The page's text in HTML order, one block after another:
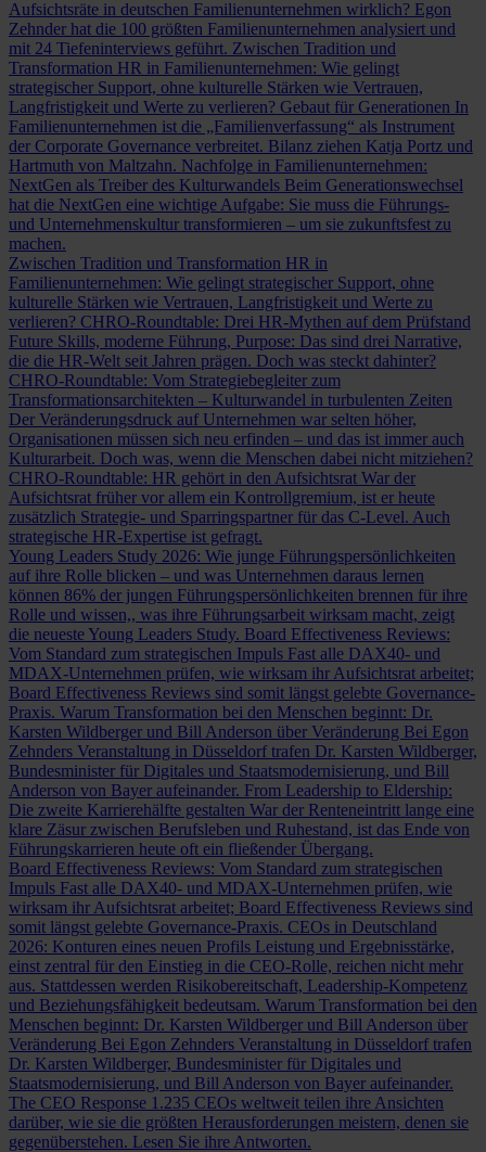
Aufsichtsräte in deutschen Familienunternehmen wirklich? Egon
Zehnder hat die 100 größten Familienunternehmen analysiert und
mit 24 Tiefeninterviews geführt. Zwischen Tradition und
Transformation HR in Familienunternehmen: Wie gelingt
strategischer Support, ohne kulturelle Stärken wie Vertrauen,
Langfristigkeit und Werte zu verlieren? Gebaut für Generationen In
Familienunternehmen ist die „Familienverfassung“ als Instrument
der Corporate Governance verbreitet. Bilanz ziehen Katja Portz und
Hartmuth von Maltzahn. Nachfolge in Familienunternehmen:
NextGen als Treiber des Kulturwandels Beim Generationswechsel
hat die NextGen eine wichtige Aufgabe: Sie muss die Führungs-
und Unternehmenskultur transformieren – um sie zukunftsfest zu
machen.
Zwischen Tradition und Transformation HR in
Familienunternehmen: Wie gelingt strategischer Support, ohne
kulturelle Stärken wie Vertrauen, Langfristigkeit und Werte zu
verlieren? CHRO-Roundtable: Drei HR-Mythen auf dem Prüfstand
Future Skills, moderne Führung, Purpose: Das sind drei Narrative,
die die HR-Welt seit Jahren prägen. Doch was steckt dahinter?
CHRO-Roundtable: Vom Strategiebegleiter zum
Transformationsarchitekten – Kulturwandel in turbulenten Zeiten
Der Veränderungsdruck auf Unternehmen war selten höher,
Organisationen müssen sich neu erfinden – und das ist immer auch
Kulturarbeit. Doch was, wenn die Menschen dabei nicht mitziehen?
CHRO-Roundtable: HR gehört in den Aufsichtsrat War der
Aufsichtsrat früher vor allem ein Kontrollgremium, ist er heute
zusätzlich Strategie- und Sparringspartner für das C-Level. Auch
strategische HR-Expertise ist gefragt.
Young Leaders Study 2026: Wie junge Führungspersönlichkeiten
auf ihre Rolle blicken – und was Unternehmen daraus lernen
können 86% der jungen Führungspersönlichkeiten brennen für ihre
Rolle und wissen,, was ihre Führungsarbeit wirksam macht, zeigt
die neueste Young Leaders Study. Board Effectiveness Reviews:
Vom Standard zum strategischen Impuls Fast alle DAX40- und
MDAX-Unternehmen prüfen, wie wirksam ihr Aufsichtsrat arbeitet;
Board Effectiveness Reviews sind somit längst gelebte Governance-
Praxis. Warum Transformation bei den Menschen beginnt: Dr.
Karsten Wildberger und Bill Anderson über Veränderung Bei Egon
Zehnders Veranstaltung in Düsseldorf trafen Dr. Karsten Wildberger,
Bundesminister für Digitales und Staatsmodernisierung, und Bill
Anderson von Bayer aufeinander. From Leadership to Eldership:
Die zweite Karrierehälfte gestalten War der Renteneintritt lange eine
klare Zäsur zwischen Berufsleben und Ruhestand, ist das Ende von
Führungskarrieren heute oft ein fließender Übergang.
Board Effectiveness Reviews: Vom Standard zum strategischen
Impuls Fast alle DAX40- und MDAX-Unternehmen prüfen, wie
wirksam ihr Aufsichtsrat arbeitet; Board Effectiveness Reviews sind
somit längst gelebte Governance-Praxis. CEOs in Deutschland
2026: Konturen eines neuen Profils Leistung und Ergebnisstärke,
einst zentral für den Einstieg in die CEO-Rolle, reichen nicht mehr
aus. Stattdessen werden Risikobereitschaft, Leadership-Kompetenz
und Beziehungsfähigkeit bedeutsam. Warum Transformation bei den
Menschen beginnt: Dr. Karsten Wildberger und Bill Anderson über
Veränderung Bei Egon Zehnders Veranstaltung in Düsseldorf trafen
Dr. Karsten Wildberger, Bundesminister für Digitales und
Staatsmodernisierung, und Bill Anderson von Bayer aufeinander.
The CEO Response 1.235 CEOs weltweit teilen ihre Ansichten
darüber, wie sie die größten Herausforderungen meistern, denen sie
gegenüberstehen. Lesen Sie ihre Antworten.